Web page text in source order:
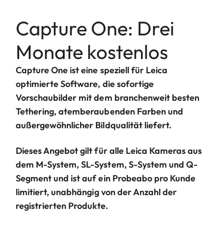
Capture One: Drei
Monate kostenlos
Capture One ist eine speziell für Leica
optimierte Software, die sofortige
Vorschaubilder mit dem branchenweit besten
Tethering, atemberaubenden Farben und
außergewöhnlicher Bildqualität liefert.
Dieses Angebot gilt für alle Leica Kameras aus
dem M-System, SL-System, S-System und Q-
Segment und ist auf ein Probeabo pro Kunde
limitiert, unabhängig von der Anzahl der
registrierten Produkte.